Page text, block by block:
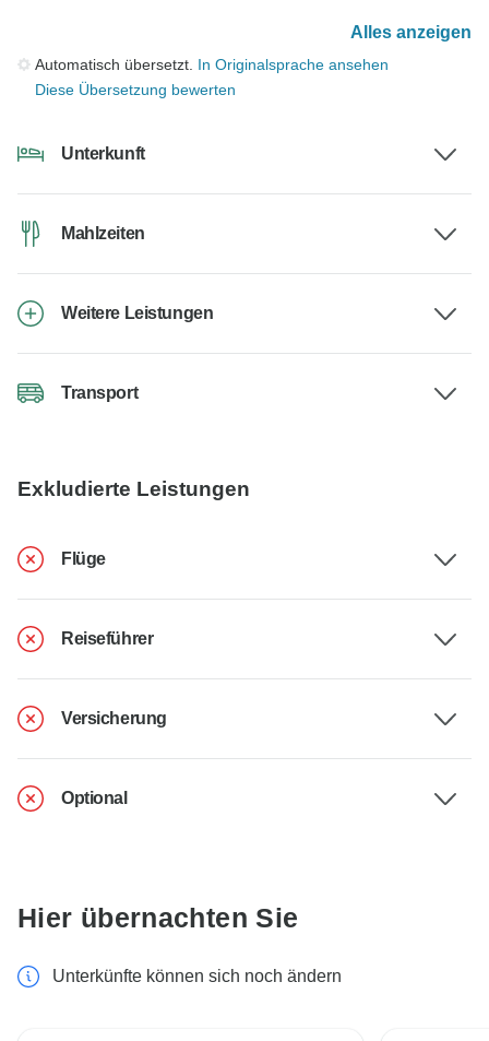
Alles anzeigen
Automatisch übersetzt. In Originalsprache ansehen
Diese Übersetzung bewerten
Unterkunft
Mahlzeiten
Weitere Leistungen
Transport
Exkludierte Leistungen
Flüge
Reiseführer
Versicherung
Optional
Hier übernachten Sie
Unterkünfte können sich noch ändern